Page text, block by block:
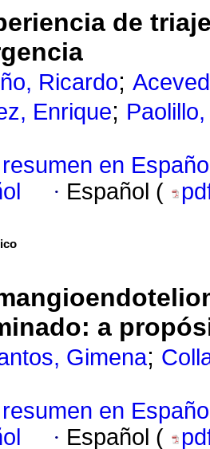
de
Ricardo;
Enrique;
resumen en
· Español (
a
Gimena;
resumen en
· Español (